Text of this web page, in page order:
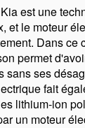
est une
et le moteur
Dans
permet
sans ses
fait
lithium-ion
un moteur